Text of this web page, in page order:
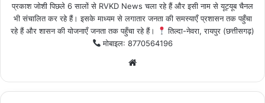
प्रकाश जोशी पिछले 6 सालों से RVKD News चला रहे हैं और इसी नाम से यूट्यूब चैनल
भी संचालित कर रहे हैं। इसके माध्यम से लगातार जनता की समस्याएँ प्रशासन तक पहुँचा
रहे हैं और शासन की योजनाएँ जनता तक पहुँचा रहे हैं।
तिल्दा-नेवरा, रायपुर (छत्तीसगढ़)
मोबाइल: 8770564196
Website